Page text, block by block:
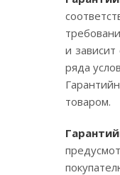
и
ряда
товаром.